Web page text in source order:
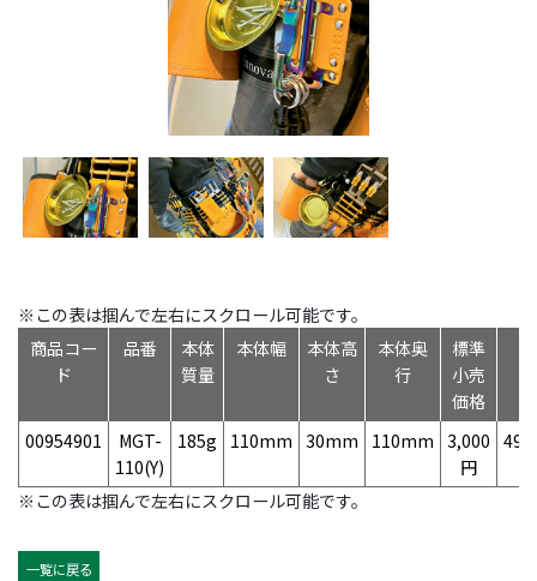
※この表は掴んで左右にスクロール可能です。
商品コー
ド
品番
本体
質量
本体幅
本体高
さ
本体奥
行
標準
小売
価格
00954901
MGT-
110(Y)
185g 110mm 30mm 110mm 3,000
円
※この表は掴んで左右にスクロール可能です。
一覧に戻る